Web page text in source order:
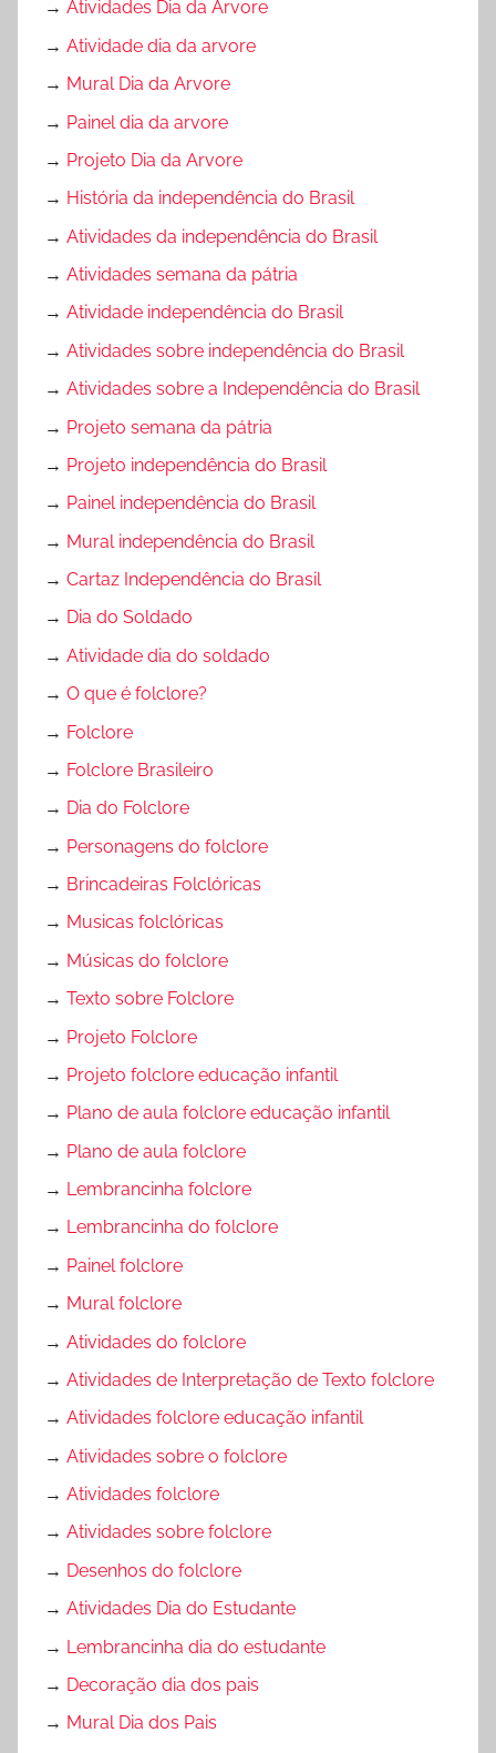
→ Atividades Dia da Árvore
→ Atividade dia da arvore
→ Mural Dia da Arvore
→ Painel dia da arvore
→ Projeto Dia da Arvore
→ História da independência do Brasil
→ Atividades da independência do Brasil
→ Atividades semana da pátria
→ Atividade independência do Brasil
→ Atividades sobre independência do Brasil
→ Atividades sobre a Independência do Brasil
→ Projeto semana da pátria
→ Projeto independência do Brasil
→ Painel independência do Brasil
→ Mural independência do Brasil
→ Cartaz Independência do Brasil
→ Dia do Soldado
→ Atividade dia do soldado
→ O que é folclore?
→ Folclore
→ Folclore Brasileiro
→ Dia do Folclore
→ Personagens do folclore
→ Brincadeiras Folclóricas
→ Musicas folclóricas
→ Músicas do folclore
→ Texto sobre Folclore
→ Projeto Folclore
→ Projeto folclore educação infantil
→ Plano de aula folclore educação infantil
→ Plano de aula folclore
→ Lembrancinha folclore
→ Lembrancinha do folclore
→ Painel folclore
→ Mural folclore
→ Atividades do folclore
→ Atividades de Interpretação de Texto folclore
→ Atividades folclore educação infantil
→ Atividades sobre o folclore
→ Atividades folclore
→ Atividades sobre folclore
→ Desenhos do folclore
→ Atividades Dia do Estudante
→ Lembrancinha dia do estudante
→ Decoração dia dos pais
→ Mural Dia dos Pais